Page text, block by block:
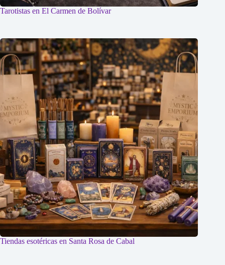
Tarotistas en El Carmen de Bolívar
Tiendas esotéricas en Santa Rosa de Cabal